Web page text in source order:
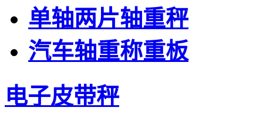
单轴两片轴重秤
汽车轴重称重板
电子皮带秤